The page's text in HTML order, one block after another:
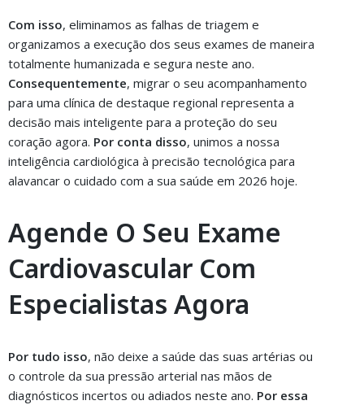
Com isso, eliminamos as falhas de triagem e
organizamos a execução dos seus exames de maneira
totalmente humanizada e segura neste ano.
Consequentemente, migrar o seu acompanhamento
para uma clínica de destaque regional representa a
decisão mais inteligente para a proteção do seu
coração agora. Por conta disso, unimos a nossa
inteligência cardiológica à precisão tecnológica para
alavancar o cuidado com a sua saúde em 2026 hoje.
Agende O Seu Exame
Cardiovascular Com
Especialistas Agora
Por tudo isso, não deixe a saúde das suas artérias ou
o controle da sua pressão arterial nas mãos de
diagnósticos incertos ou adiados neste ano. Por essa